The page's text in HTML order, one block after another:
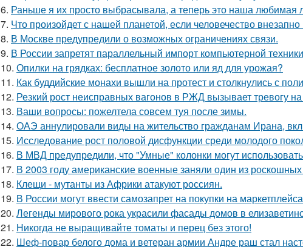
6. Раньше я их просто выбрасывала, а теперь это наша любимая
7. Что произойдет с нашей планетой, если человечество внезапно
8. В Москве предупредили о возможных ограничениях связи.
9. В России запретят параллельный импорт компьютерной
10. Опилки на грядках: бесплатное золото или яд для урожая?
11. Как буддийские монахи вышли на протест и столкнулись с
12. Резкий рост неисправных вагонов в РЖД вызывает тревогу
13. Ваши вопросы: пожелтела совсем туя после зимы.
14. ОАЭ аннулировали виды на жительство гражданам Ирана,
15. Исследование рост половой дисфункции среди молодого
16. В МВД предупредили, что "Умные" колонки могут
17. В 2003 году американские военные заняли один из
18. Клещи - мутанты из Африки атакуют россиян.
19. В России могут ввести самозапрет на покупки на
20. Легенды мирового рока украсили фасады домов в
21. Никогда не выращивайте томаты и перец без этого!
22. Шеф-повар белого дома и ветеран армии Андре раш стал